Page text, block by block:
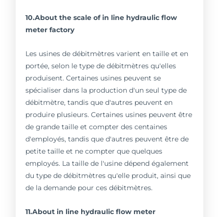
10.About the scale of in line hydraulic flow
meter factory
Les usines de débitmètres varient en taille et en
portée, selon le type de débitmètres qu'elles
produisent. Certaines usines peuvent se
spécialiser dans la production d'un seul type de
débitmètre, tandis que d'autres peuvent en
produire plusieurs. Certaines usines peuvent être
de grande taille et compter des centaines
d'employés, tandis que d'autres peuvent être de
petite taille et ne compter que quelques
employés. La taille de l'usine dépend également
du type de débitmètres qu'elle produit, ainsi que
de la demande pour ces débitmètres.
11.About in line hydraulic flow meter